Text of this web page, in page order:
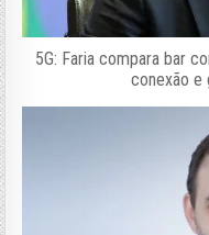
5G: Faria compara bar
conexão e